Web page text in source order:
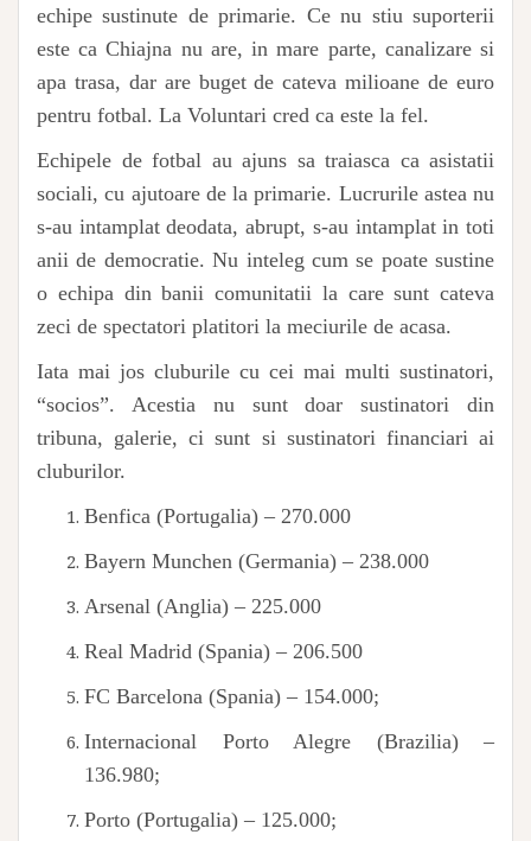
echipe sustinute de primarie. Ce nu stiu suporterii
este ca Chiajna nu are, in mare parte, canalizare si
apa trasa, dar are buget de cateva milioane de euro
pentru fotbal. La Voluntari cred ca este la fel.
Echipele de fotbal au ajuns sa traiasca ca asistatii
sociali, cu ajutoare de la primarie. Lucrurile astea nu
s-au intamplat deodata, abrupt, s-au intamplat in toti
anii de democratie. Nu inteleg cum se poate sustine
o echipa din banii comunitatii la care sunt cateva
zeci de spectatori platitori la meciurile de acasa.
Iata mai jos cluburile cu cei mai multi sustinatori,
“socios”. Acestia nu sunt doar sustinatori din
tribuna, galerie, ci sunt si sustinatori financiari ai
cluburilor.
Benfica (Portugalia) – 270.000
Bayern Munchen (Germania) – 238.000
Arsenal (Anglia) – 225.000
Real Madrid (Spania) – 206.500
FC Barcelona (Spania) – 154.000;
Internacional Porto Alegre (Brazilia) –
136.980;
Porto (Portugalia) – 125.000;